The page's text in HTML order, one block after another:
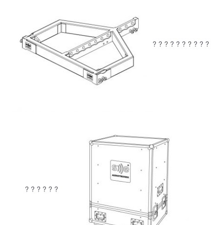
? ? ? ? ? ? ? ? ? ?
? ? ? ? ? ?